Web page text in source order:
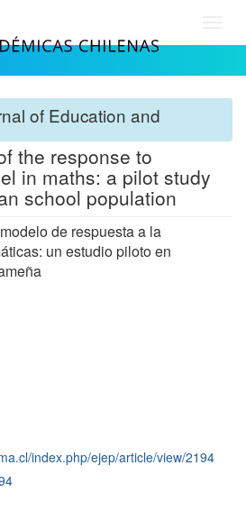
of Education and
the response to
in maths: a pilot study
school population
de respuesta a la
un estudio piloto en
index.php/ejep/article/view/2194